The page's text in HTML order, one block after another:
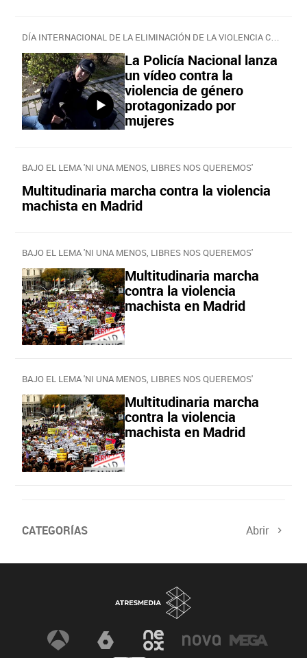
DÍA INTERNACIONAL DE LA ELIMINACIÓN DE LA VIOLENCIA CONTRA LA MUJER
La Policía Nacional lanza
un vídeo contra la
violencia de género
protagonizado por
mujeres
BAJO EL LEMA 'NI UNA MENOS, LIBRES NOS QUEREMOS'
Multitudinaria marcha contra la violencia
machista en Madrid
BAJO EL LEMA 'NI UNA MENOS, LIBRES NOS QUEREMOS'
Multitudinaria marcha
contra la violencia
machista en Madrid
BAJO EL LEMA 'NI UNA MENOS, LIBRES NOS QUEREMOS'
Multitudinaria marcha
contra la violencia
machista en Madrid
CATEGORÍAS Abrir